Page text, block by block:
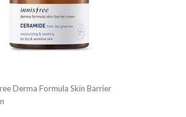
Derma Formula Skin Barrier